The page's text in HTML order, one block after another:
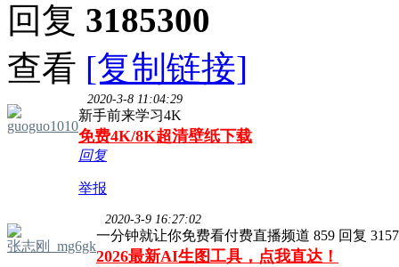
回复 3185300
查看 [复制链接]
guoguo1010
2020-3-8 11:04:29
新手前来学习4K
免费4K/8K超清壁纸下载
回复
举报
张志刚_mg6gk
2020-3-9 16:27:02
一分钟就让你免费看付费直播频道 859 回复
2026最新AI生图工具，点我直达！